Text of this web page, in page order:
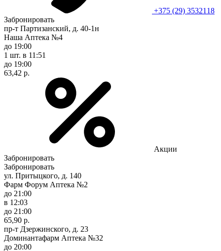
+375 (29) 3532118
Забронировать
пр-т Партизанский, д. 40-1н
Наша Аптека №4
до 19:00
1 шт. в 11:51
до 19:00
63,42 р.
Акции
Забронировать
Забронировать
ул. Притыцкого, д. 140
Фарм Форум Аптека №2
до 21:00
в 12:03
до 21:00
65,90 р.
пр-т Дзержинского, д. 23
Доминантафарм Аптека №32
до 20:00